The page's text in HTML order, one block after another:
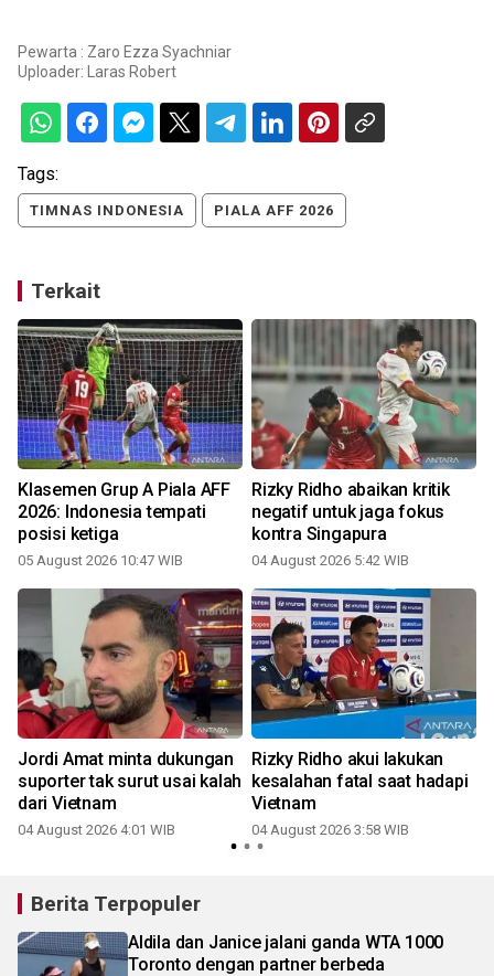
Pewarta : Zaro Ezza Syachniar
Uploader:
Laras Robert
Tags:
TIMNAS INDONESIA PIALA AFF 2026
Terkait
Klasemen Grup A Piala AFF
2026: Indonesia tempati
posisi ketiga
05 August 2026 10:47 WIB
Rizky Ridho abaikan kritik
negatif untuk jaga fokus
kontra Singapura
04 August 2026 5:42 WIB
Jordi Amat minta dukungan
suporter tak surut usai kalah
dari Vietnam
04 August 2026 4:01 WIB
Rizky Ridho akui lakukan
kesalahan fatal saat hadapi
Vietnam
04 August 2026 3:58 WIB
Berita Terpopuler
Aldila dan Janice jalani ganda WTA 1000
Toronto dengan partner berbeda